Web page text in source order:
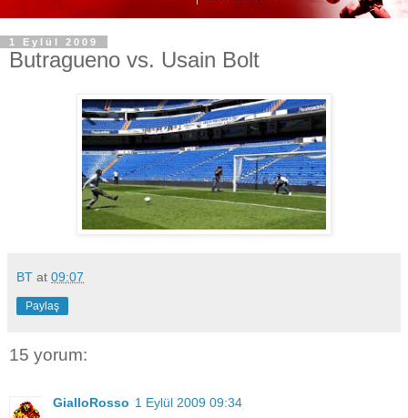
1 Eylül 2009
Butragueno vs. Usain Bolt
BT at 09:07
Paylaş
15 yorum:
GialloRosso 1 Eylül 2009 09:34